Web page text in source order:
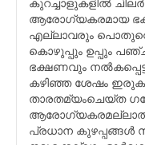
ആരോഗ്യകരമായ
എല്ലാവരും
കൊഴുപ്പും ഉപ്പും
ഭക്ഷണവും
കഴിഞ്ഞ ശേഷം
താരതമ്യംചെയ്ത
ആരോഗ്യകരമല്ലാത്ത
പ്രധാന കുഴപ്പങ്ങള്‍